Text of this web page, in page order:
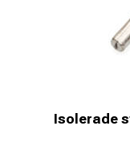
Isolerade